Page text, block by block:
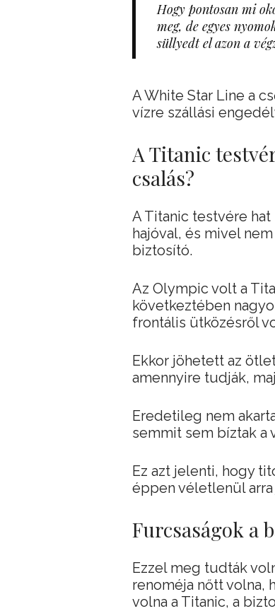
Hogy pontosan mi
meg, de egyes
süllyedt el azon a
A White Star Line a
vízre szállási
A Titanic
csalás?
A Titanic testvére
hajóval, és mivel
biztosító.
Az Olympic volt a
következtében
frontális ütközésről
Ekkor jöhetett az
amennyire tudják,
Eredetileg nem
semmit sem bíztak a
Ez azt jelenti, hogy
éppen véletlenül
Furcsaságok a
Ezzel meg tudták
renoméja nőtt
volna a Titanic, a